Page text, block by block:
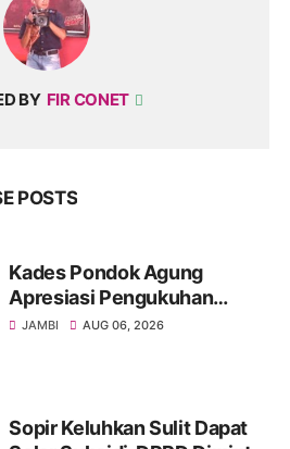
BY FIR CONET
POSTS
Kades Pondok Agung
Apresiasi Pengukuhan
Penggerak HAM, Sebut Jadi
JAMBI AUG 06, 2026
Sopir Keluhkan Sulit Dapat